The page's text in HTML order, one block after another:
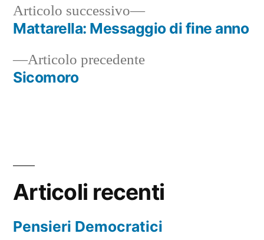
Navigazione
articoli
Articolo precedenteArticolo
Sicomoro
Articolo successivo
Articolo
successivo:
Mattarella: Messaggio di fine anno
Articoli recenti
Pensieri Democratici